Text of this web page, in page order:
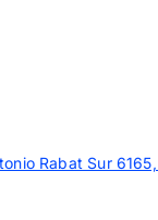
Rabat Sur